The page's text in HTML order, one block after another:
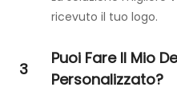
ricevuto il tuo logo.
3
Puoi Fare Il Mio
Personalizzato?